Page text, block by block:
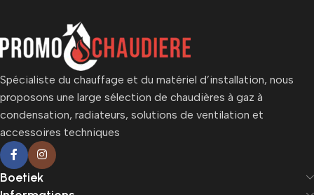
Spécialiste du chauffage et du matériel d’installation, nous
proposons une large sélection de chaudières à gaz à
condensation, radiateurs, solutions de ventilation et
accessoires techniques
Boetiek